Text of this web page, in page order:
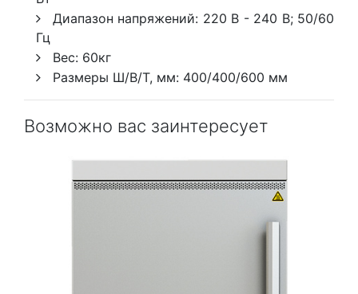
Диапазон напряжений: 220 В - 240 В; 50/60
Гц
Вес: 60кг
Размеры Ш/В/Т, мм: 400/400/600 мм
Возможно вас заинтересует